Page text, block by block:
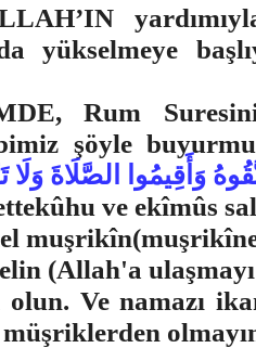
yükselmeye
Rum
şöyle
وَأَقِيمُوا الصَّلَاةَ
ve ekîmûs
(Allah'a
Ve namazı
müşriklerden